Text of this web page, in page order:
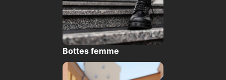
Bottes femme